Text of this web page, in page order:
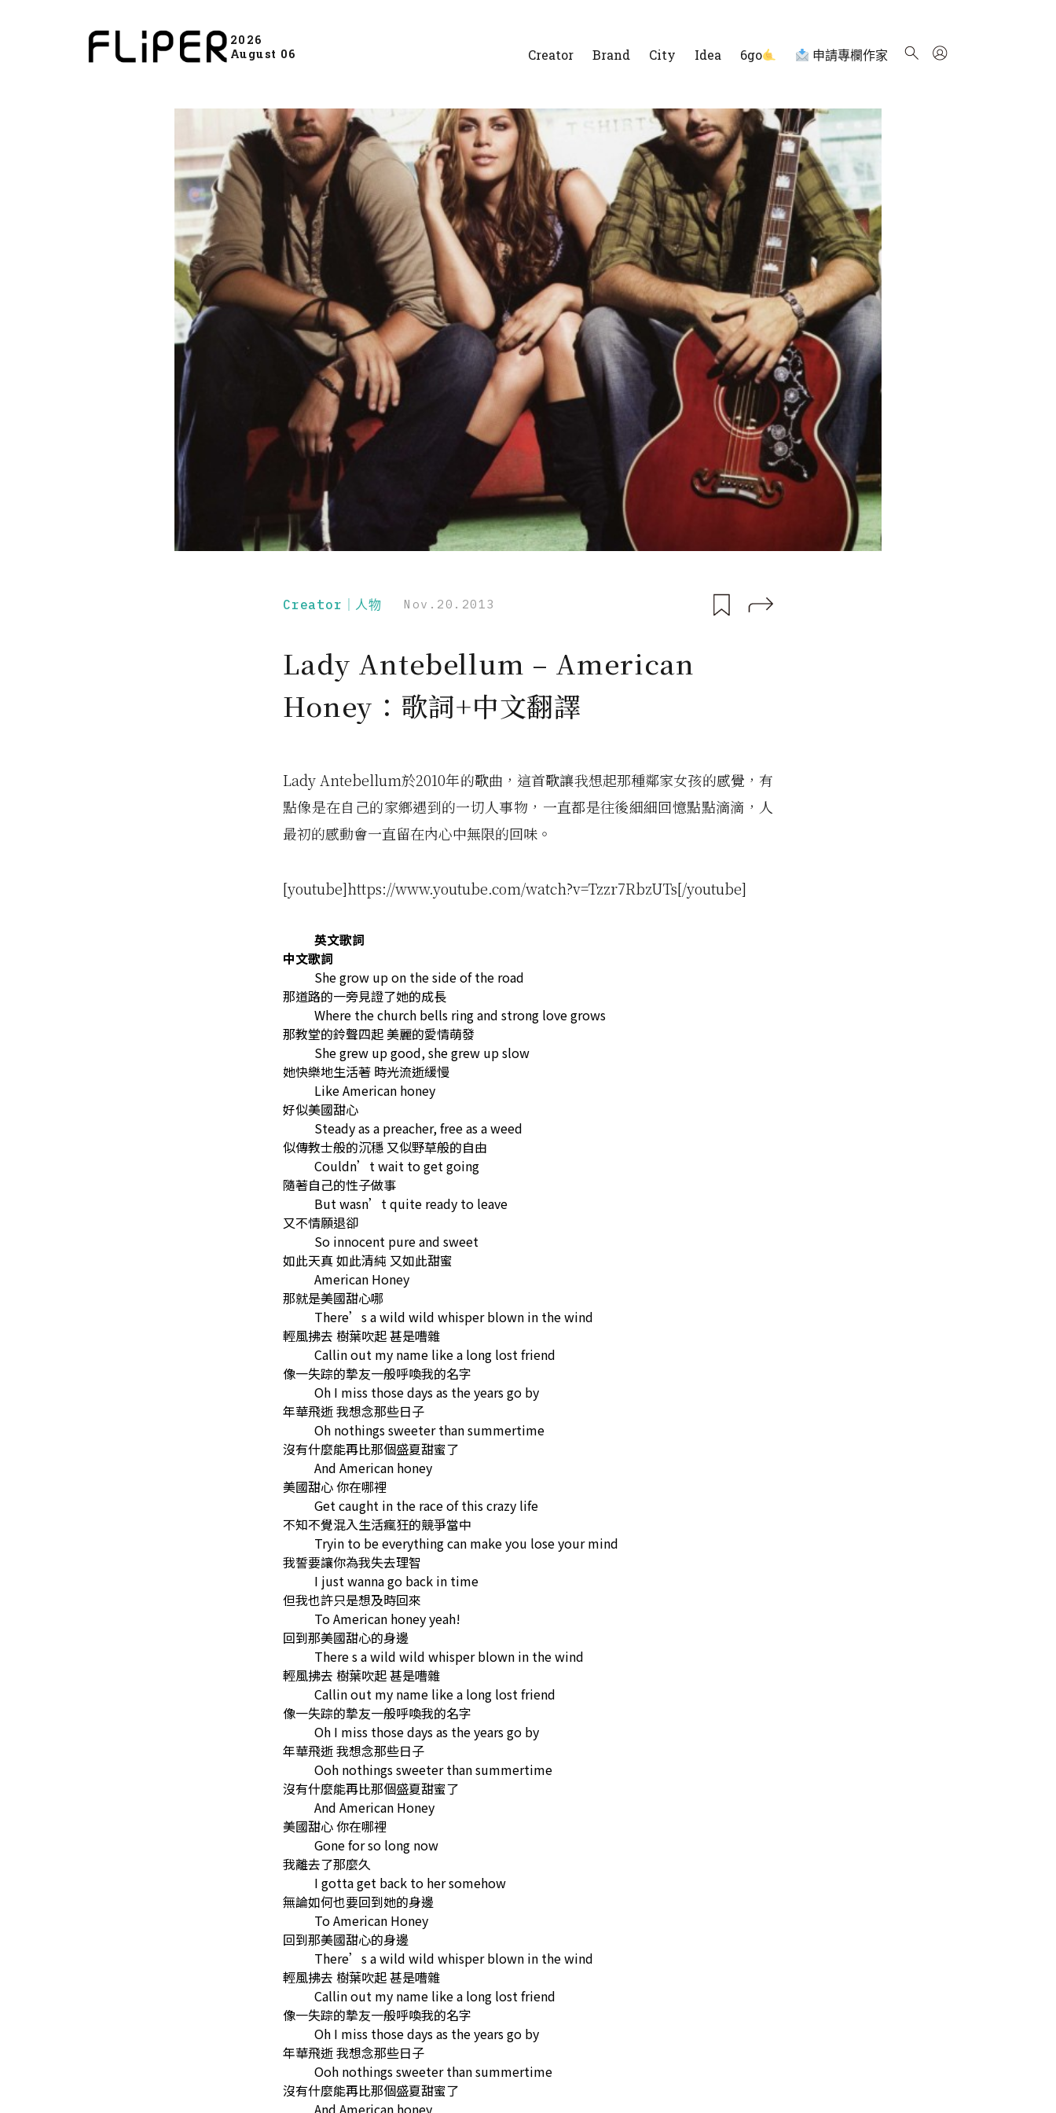
2026
August 06
Creator Brand City Idea 6go 申請專欄作家
Creator｜人物 Nov.20.2013
Lady Antebellum – American
Honey：歌詞+中文翻譯
Lady Antebellum於2010年的歌曲，這首歌讓我想起那種鄰家女孩的感覺，有
點像是在自己的家鄉遇到的一切人事物，一直都是往後細細回憶點點滴滴，人
最初的感動會一直留在內心中無限的回味。
[youtube]https://www.youtube.com/watch?v=Tzzr7RbzUTs[/youtube]
英文歌詞
中文歌詞
She grow up on the side of the road
那道路的一旁見證了她的成長
Where the church bells ring and strong love grows
那教堂的鈴聲四起 美麗的愛情萌發
She grew up good, she grew up slow
她快樂地生活著 時光流逝緩慢
Like American honey
好似美國甜心
Steady as a preacher, free as a weed
似傳教士般的沉穩 又似野草般的自由
Couldn’t wait to get going
隨著自己的性子做事
But wasn’t quite ready to leave
又不情願退卻
So innocent pure and sweet
如此天真 如此清純 又如此甜蜜
American Honey
那就是美國甜心哪
There’s a wild wild whisper blown in the wind
輕風拂去 樹葉吹起 甚是嘈雜
Callin out my name like a long lost friend
像一失踪的摯友一般呼喚我的名字
Oh I miss those days as the years go by
年華飛逝 我想念那些日子
Oh nothings sweeter than summertime
沒有什麼能再比那個盛夏甜蜜了
And American honey
美國甜心 你在哪裡
Get caught in the race of this crazy life
不知不覺混入生活瘋狂的競爭當中
Tryin to be everything can make you lose your mind
我誓要讓你為我失去理智
I just wanna go back in time
但我也許只是想及時回來
To American honey yeah!
回到那美國甜心的身邊
There s a wild wild whisper blown in the wind
輕風拂去 樹葉吹起 甚是嘈雜
Callin out my name like a long lost friend
像一失踪的摯友一般呼喚我的名字
Oh I miss those days as the years go by
年華飛逝 我想念那些日子
Ooh nothings sweeter than summertime
沒有什麼能再比那個盛夏甜蜜了
And American Honey
美國甜心 你在哪裡
Gone for so long now
我離去了那麼久
I gotta get back to her somehow
無論如何也要回到她的身邊
To American Honey
回到那美國甜心的身邊
There’s a wild wild whisper blown in the wind
輕風拂去 樹葉吹起 甚是嘈雜
Callin out my name like a long lost friend
像一失踪的摯友一般呼喚我的名字
Oh I miss those days as the years go by
年華飛逝 我想念那些日子
Ooh nothings sweeter than summertime
沒有什麼能再比那個盛夏甜蜜了
And American honey